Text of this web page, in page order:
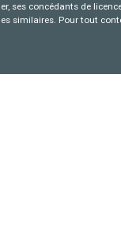
ses concédants de
similaires. Pour tout